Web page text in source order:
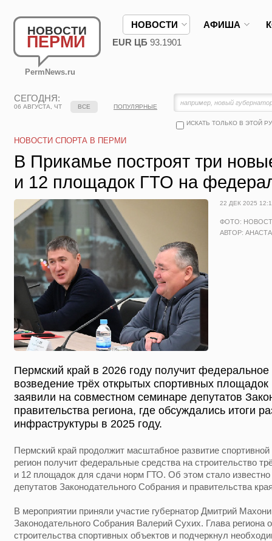
НОВОСТИ
ПЕРМИ
PermNews.ru
НОВОСТИ АФИША
EUR ЦБ 93.1901
СЕГОДНЯ:
06 АВГУСТА, ЧТ
ИСКАТЬ ТОЛЬКО В ЭТОЙ
ВСЕ ПОПУЛЯРНЫЕ
НОВОСТИ СПОРТА В ПЕРМИ
В Прикамье построят три
и 12 площадок ГТО на
22 ДЕК 2025
ФОТО:
АВТОР:
Пермский край в 2026 году получит
возведение трёх открытых спортивных
заявили на совместном семинаре депутатов
правительства региона, где обсуждались итоги
инфраструктуры в 2025 году.
Пермский край продолжит масштабное развитие
регион получит федеральные средства на строительство
и 12 площадок для сдачи норм ГТО. Об этом стало
депутатов Законодательного Собрания и правительства
В мероприятии приняли участие губернатор Дмитрий
Законодательного Собрания Валерий Сухих. Глава региона
строительства спортивных объектов и подчеркнул